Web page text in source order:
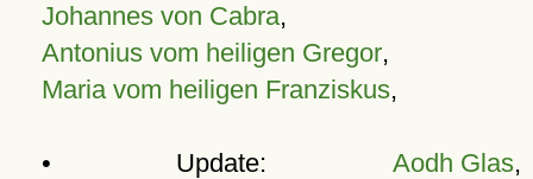
Johannes von Cabra,
Antonius vom heiligen Gregor,
Maria vom heiligen Franziskus,
• Update: Aodh Glas,